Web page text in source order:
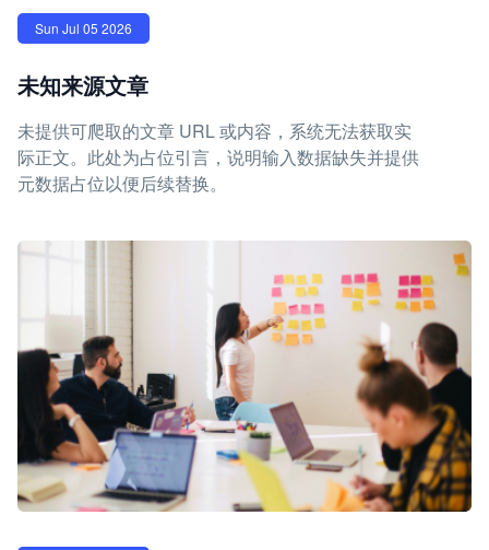
Sun Jul 05 2026
未知来源文章
未提供可爬取的文章 URL 或内容，系统无法获取实
际正文。此处为占位引言，说明输入数据缺失并提供
元数据占位以便后续替换。